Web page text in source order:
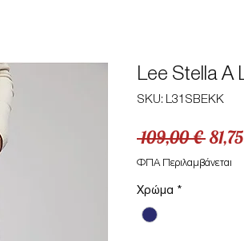
Lee Stella A
SKU: L31SBEKK
109,00 €
τιμή
ΦΠΑ Περιλαμβάνεται
Χρώμα *